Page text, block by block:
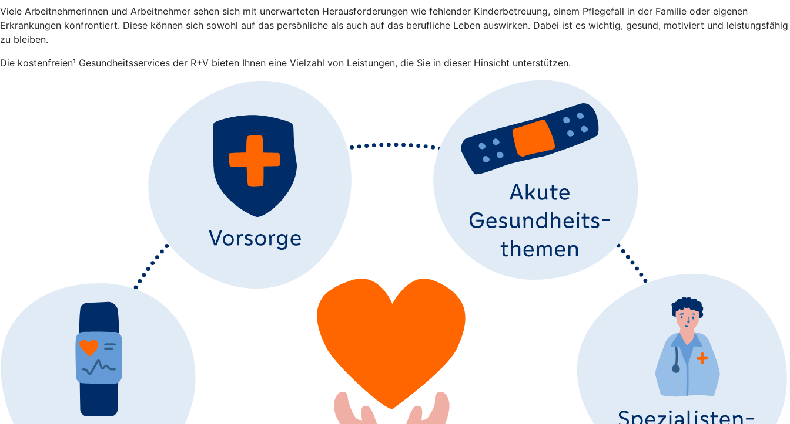
Viele Arbeitnehmerinnen und Arbeitnehmer sehen sich mit unerwarteten Herausforderungen wie fehlender Kinderbetreuung, einem Pflegefall in der Familie oder eigenen
Erkrankungen konfrontiert. Diese können sich sowohl auf das persönliche als auch auf das berufliche Leben auswirken. Dabei ist es wichtig, gesund, motiviert und leistungsfähig
zu bleiben.
Die kostenfreien¹ Gesundheitsservices der R+V bieten Ihnen eine Vielzahl von Leistungen, die Sie in dieser Hinsicht unterstützen.